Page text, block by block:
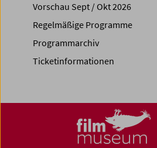
Vorschau Sept / Okt 2026
Regelmäßige Programme
Programmarchiv
Ticketinformationen